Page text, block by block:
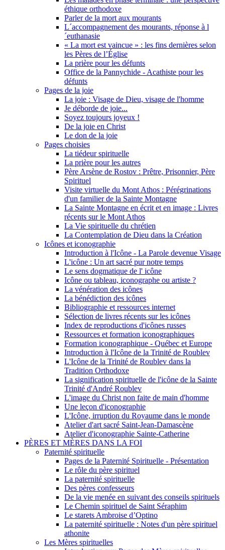
éthique orthodoxe
Parler de la mort aux mourants
L´accompagnement des mourants, réponse à l
´euthanasie
« La mort est vaincue » : les fins dernières selon
les Pères de l’Église
La prière pour les défunts
Office de la Pannychide - Acathiste pour les
défunts
Pages de la joie
La joie : Visage de Dieu, visage de l'homme
Je déborde de joie...
Soyez toujours joyeux !
De la joie en Christ
Le don de la joie
Pages choisies
La tiédeur spirituelle
La prière pour les autres
Père Arsène de Rostov : Prêtre, Prisonnier, Père
Spirituel
Visite virtuelle du Mont Athos : Pérégrinations
d'un familier de la Sainte Montagne
La Sainte Montagne en écrit et en image : Livres
récents sur le Mont Athos
La Vie spirituelle du chrétien
La Contemplation de Dieu dans la Création
Icônes et iconographie
Introduction à l'Icône - La Parole devenue Visage
L'icône : Un art sacré pur notre temps
Le sens dogmatique de l' icône
Icône ou tableau, iconographe ou artiste ?
La vénération des icônes
La bénédiction des icônes
Bibliographie et ressources internet
Sélection de livres récents sur les icônes
Index de reproductions d'icônes russes
Ressources et formation iconographiques
Formation iconographique - Québec et Europe
Introduction à l'Icône de la Trinité de Roublev
L'Icône de la Trinité de Roublev dans la
Tradition Orthodoxe
La signification spirituelle de l'icône de la Sainte
Trinité d'André Roublev
L'image du Christ non faite de main d'homme
Une leçon d'iconographie
L'Icône, irruption du Royaume dans le monde
Atelier d'art sacré Saint-Jean-Damascène
Atelier d'iconographie Sainte-Catherine
PÈRES ET MÈRES DANS LA FOI
Paternité spirituelle
Pages de la Paternité Spirituelle - Présentation
Le rôle du père spirituel
La paternité spirituelle
Des pères confesseurs
De la vie menée en suivant des conseils spirituels
Le Chemin spirituel de Saint Séraphim
Le starets Ambroise d’Optino
La paternité spirituelle : Notes d'un père spirituel
athonite
Les Mères spirituelles